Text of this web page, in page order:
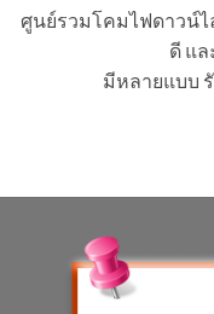
ศูนย์รวมโคมไฟดาวน์
ดี แ
มีหลายแบบ